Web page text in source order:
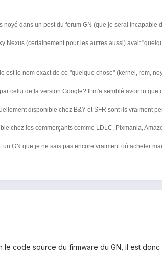
noyé dans un post du forum GN (que je serai
Nexus (certainement pour les autres aussi) avait
est le nom exact de ce "quelque chose" (kernel, rom,
celui de la version Google? Il m'a semblé avoir lu que
disponible chez B&Y et SFR sont ils vraiment
chez les commerçants comme LDLC, Pixmania,
un GN que je ne sais pas encore vraiment où acheter
le code source du firmware du GN, il est